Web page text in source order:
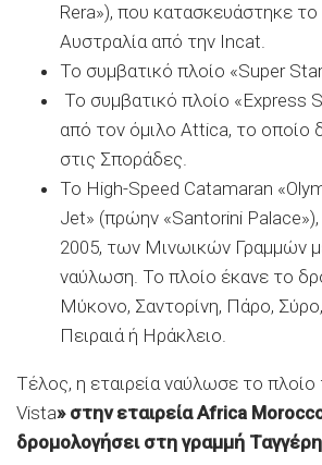
Rera»), που κατασκευάστηκε
Αυστραλία από την Incat.
Το συμβατικό πλοίο «Super
Το συμβατικό πλοίο «Express
από τον όμιλο Attica, το οποίο
στις Σποράδες.
Το High-Speed Catamaran
Jet» (πρώην «Santorini
2005, των Μινωικών Γραμμών
ναύλωση. Το πλοίο έκανε το
Μύκονο, Σαντορίνη, Πάρο,
Πειραιά ή Ηράκλειο.
Τέλος, η εταιρεία ναύλωσε το πλοίο
Vista» στην εταιρεία Africa
δρομολογήσει στη γραμμή